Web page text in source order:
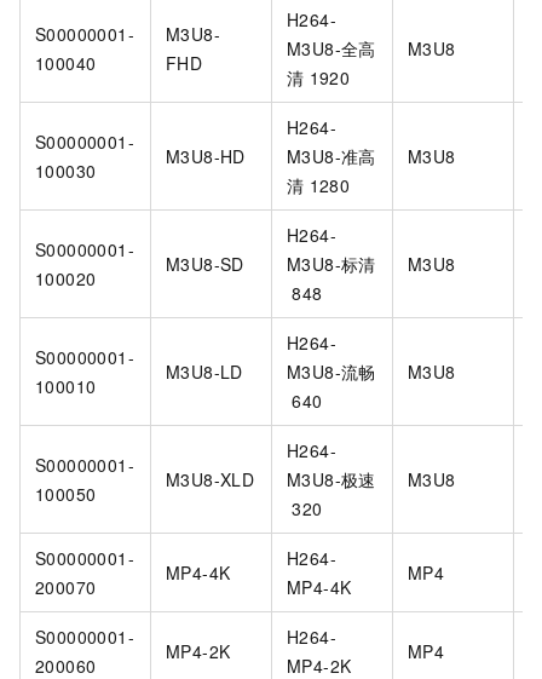
S00000001-
100040
M3U8-
FHD
H264-
M3U8-全高
清 1920
M3U8
S00000001-
100030
M3U8-HD
H264-
M3U8-准高
清 1280
M3U8
S00000001-
100020
M3U8-SD
H264-
M3U8-标清
848
M3U8
S00000001-
100010
M3U8-LD
H264-
M3U8-流畅
640
M3U8
S00000001-
100050
M3U8-XLD
H264-
M3U8-极速
320
M3U8
S00000001-
200070
MP4-4K
H264-
MP4-4K
MP4
S00000001-
200060
MP4-2K
H264-
MP4-2K
MP4